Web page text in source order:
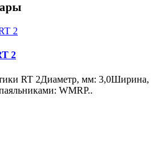
2
RT 2Диаметр, мм: 3,0Ширина,
WMRP..